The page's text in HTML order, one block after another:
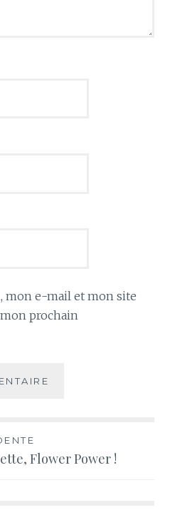
mon e-mail et mon site
prochain
Flower Power !